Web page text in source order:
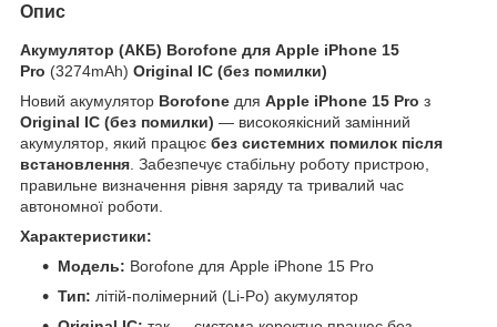
Опис
Акумулятор (АКБ) Borofone для Apple iPhone 15
Pro (3274mAh) Original IC (без помилки)
Новий акумулятор Borofone для Apple iPhone 15 Pro з
Original IC (без помилки) — високоякісний замінний
акумулятор, який працює без системних помилок після
встановлення . Забезпечує стабільну роботу пристрою,
правильне визначення рівня заряду та тривалий час
автономної роботи.
Характеристики:
Модель: Borofone для Apple iPhone 15 Pro
Тип: літій‑полімерний (Li‑Po) акумулятор